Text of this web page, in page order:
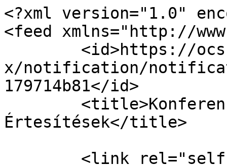
<?xml version="1.0"
<feed xmlns="http://
x/notification/
179714b81</id>
Értesítések</title>